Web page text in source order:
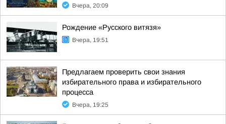
Вчера, 20:09
Рождение «Русского витязя»
Вчера, 19:51
Предлагаем проверить свои знания
избирательного права и избирательного
процесса
Вчера, 19:25